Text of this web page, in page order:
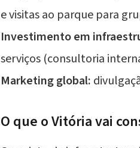
e visitas ao parque para
Investimento em
serviços (consultoria
Marketing global:
O que o Vitória vai